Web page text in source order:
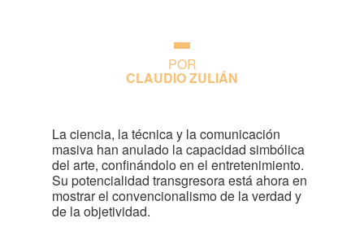
POR
CLAUDIO ZULIÁN
La ciencia, la técnica y la comunicación
masiva han anulado la capacidad simbólica
del arte, confinándolo en el entretenimiento.
Su potencialidad transgresora está ahora en
mostrar el convencionalismo de la verdad y
de la objetividad.